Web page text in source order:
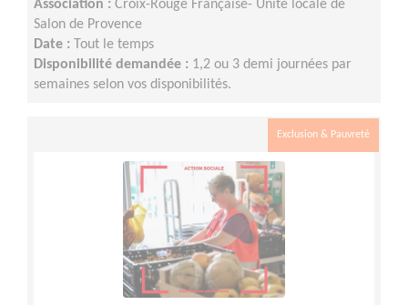
Association : Croix-Rouge Française- Unité locale de
Salon de Provence
Date : Tout le temps
Disponibilité demandée : 1,2 ou 3 demi journées par
semaines selon vos disponibilités.
Exclusion & Pauvreté